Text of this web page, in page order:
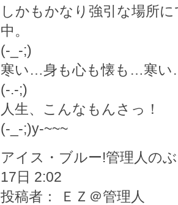
しかもかなり強引な場所
中。
(-_-;)
寒い…身も心も懐も…寒
(-.-;)
人生、こんなもんさっ！
(-_-;)y-~~~
アイス・ブルー!管理人の
17日 2:02
投稿者： ＥＺ＠管理人